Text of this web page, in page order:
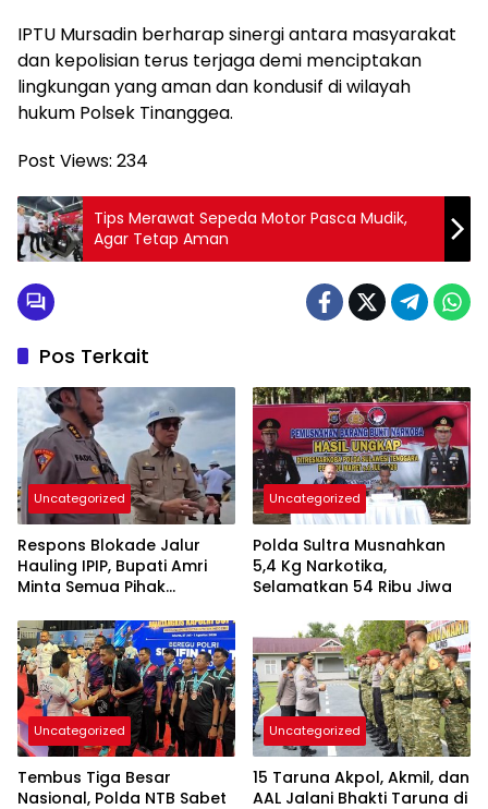
IPTU Mursadin berharap sinergi antara masyarakat
dan kepolisian terus terjaga demi menciptakan
lingkungan yang aman dan kondusif di wilayah
hukum Polsek Tinanggea.
Post Views: 234
Tips Merawat Sepeda Motor Pasca Mudik,
Agar Tetap Aman
Pos Terkait
Uncategorized
Respons Blokade Jalur
Hauling IPIP, Bupati Amri
Minta Semua Pihak
Kepastian Hukum
Uncategorized
Polda Sultra Musnahkan
5,4 Kg Narkotika,
Selamatkan 54 Ribu Jiwa
Uncategorized
Tembus Tiga Besar
Nasional, Polda NTB Sabet
Uncategorized
15 Taruna Akpol, Akmil, dan
AAL Jalani Bhakti Taruna di